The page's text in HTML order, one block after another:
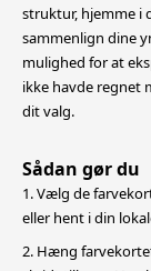
struktur, hjemme i
sammenlign dine
mulighed for at
ikke havde regnet
dit valg.
Sådan gør du
1. Vælg de
eller hent i din
2. Hæng